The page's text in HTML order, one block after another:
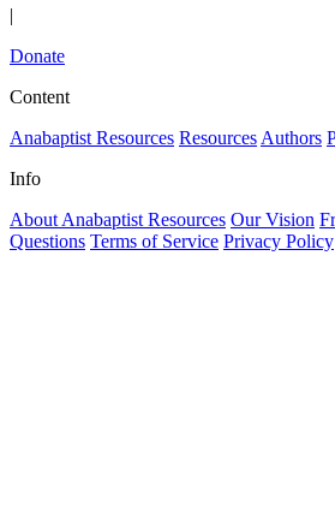
|
Donate
Content
Anabaptist Resources Resources Authors
Info
About Anabaptist Resources Our Vision
Questions Terms of Service Privacy Policy